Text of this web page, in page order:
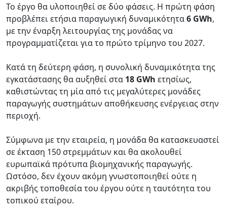
Το έργο θα υλοποιηθεί σε δύο φάσεις. Η πρώτη φάση
προβλέπει ετήσια παραγωγική δυναμικότητα6 GWh,
με την έναρξη λειτουργίας της μονάδας να
προγραμματίζεται για το πρώτο τρίμηνο του 2027.
Κατά τη δεύτερη φάση, η συνολική δυναμικότητα της
εγκατάστασης θα αυξηθεί στα 18 GWh ετησίως,
καθιστώντας τη μία από τις μεγαλύτερες μονάδες
παραγωγής συστημάτων αποθήκευσης ενέργειας στην
περιοχή.
Σύμφωνα με την εταιρεία, η μονάδα θα κατασκευαστεί
σε έκταση 150 στρεμμάτων και θα ακολουθεί
ευρωπαϊκά πρότυπα βιομηχανικής παραγωγής.
Ωστόσο, δεν έχουν ακόμη γνωστοποιηθεί ούτε η
ακριβής τοποθεσία του έργου ούτε η ταυτότητα του
τοπικού εταίρου.